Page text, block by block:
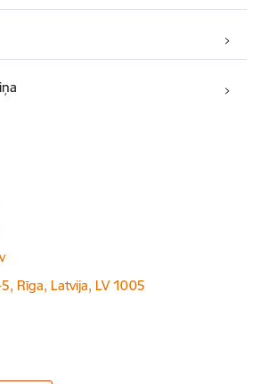
Rīga, Latvija, LV 1005